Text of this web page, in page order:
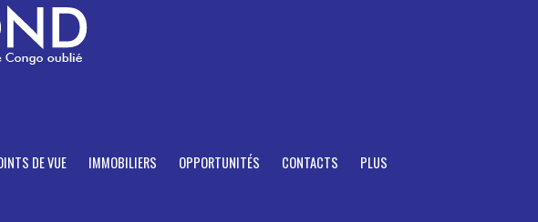
DE VUE IMMOBILIERS OPPORTUNITÉS CONTACTS PLUS